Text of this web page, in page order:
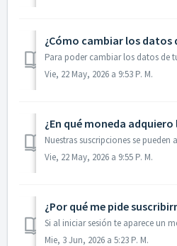
¿Cómo cambiar los datos
Vie, 22 May, 2026 a 9:53 P. M.
¿En qué moneda
Vie, 22 May, 2026 a 9:55 P. M.
¿Por qué me pide
Mie, 3 Jun, 2026 a 5:23 P. M.